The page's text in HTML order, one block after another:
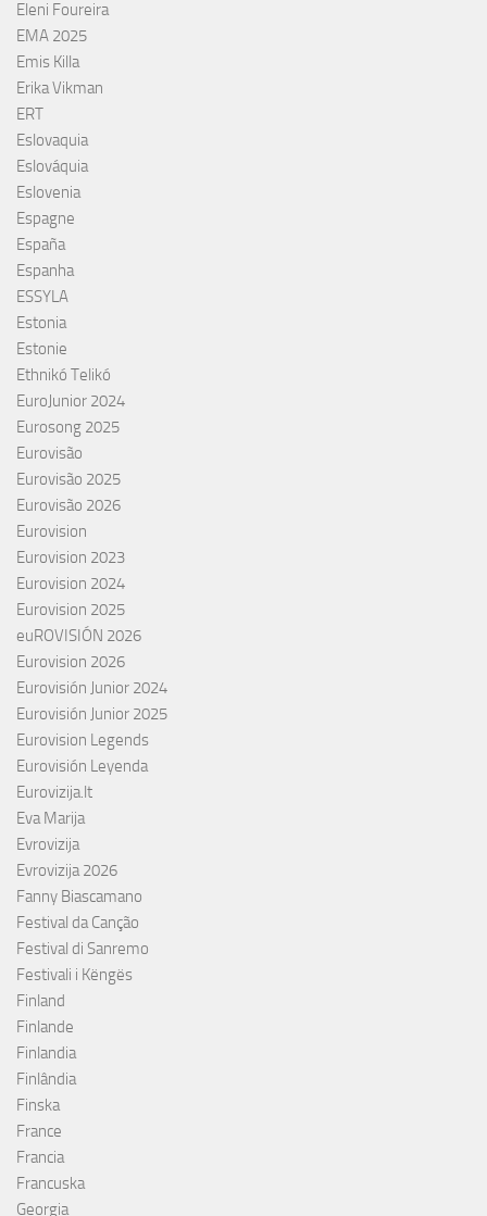
Eleni Foureira
EMA 2025
Emis Killa
Erika Vikman
ERT
Eslovaquia
Eslováquia
Eslovenia
Espagne
España
Espanha
ESSYLA
Estonia
Estonie
Ethnikó Telikó
EuroJunior 2024
Eurosong 2025
Eurovisão
Eurovisão 2025
Eurovisão 2026
Eurovision
Eurovision 2023
Eurovision 2024
Eurovision 2025
euROVISIÓN 2026
Eurovision 2026
Eurovisión Junior 2024
Eurovisión Junior 2025
Eurovision Legends
Eurovisión Leyenda
Eurovizija.lt
Eva Marija
Evrovizija
Evrovizija 2026
Fanny Biascamano
Festival da Canção
Festival di Sanremo
Festivali i Këngës
Finland
Finlande
Finlandia
Finlândia
Finska
France
Francia
Francuska
Georgia